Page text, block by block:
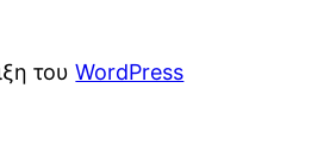
τουWordPress